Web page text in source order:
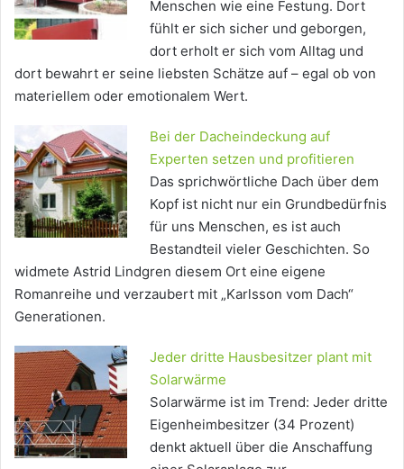
Menschen wie eine Festung. Dort
fühlt er sich sicher und geborgen,
dort erholt er sich vom Alltag und
dort bewahrt er seine liebsten Schätze auf – egal ob von
materiellem oder emotionalem Wert.
Bei der Dacheindeckung auf
Experten setzen und profitieren
Das sprichwörtliche Dach über dem
Kopf ist nicht nur ein Grundbedürfnis
für uns Menschen, es ist auch
Bestandteil vieler Geschichten. So
widmete Astrid Lindgren diesem Ort eine eigene
Romanreihe und verzaubert mit „Karlsson vom Dach“
Generationen.
Jeder dritte Hausbesitzer plant mit
Solarwärme
Solarwärme ist im Trend: Jeder dritte
Eigenheimbesitzer (34 Prozent)
denkt aktuell über die Anschaffung